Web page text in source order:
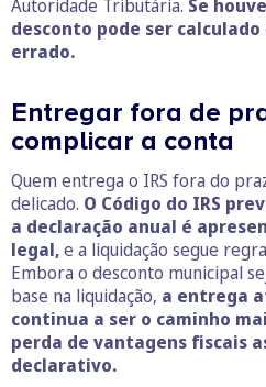
Autoridade Tributária. Se
desconto pode ser
errado.
Entregar fora de
complicar a conta
Quem entrega o IRS fora do
delicado. O Código do IRS
a declaração anual é
legal,e a liquidação segue
Embora o desconto municipal
base na liquidação, a entrega
continua a ser o caminho
perda de vantagens fiscais
declarativo.